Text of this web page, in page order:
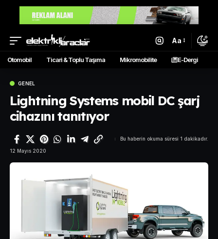
Aa
Otomobil Ticari & Toplu Taşıma Mikromobilite E-Dergi
GENEL
Lightning Systems mobil DC şarj
cihazını tanıtıyor
12 Mayıs 2020
Bu haberin okuma süresi 1 dakikadır.